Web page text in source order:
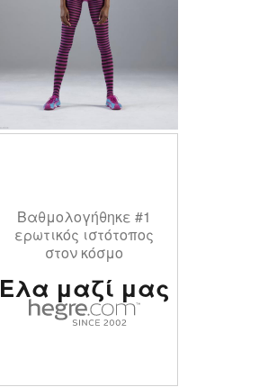
Βαθμολογήθηκε #1
ερωτικός ιστότοπος
στον κόσμο
Ελα μαζί μας